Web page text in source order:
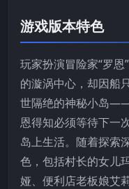
游戏版本特色
玩家扮演冒险家“罗
的漩涡中心，却因船
世隔绝的神秘小岛
恩得知必须等待下一
岛上生活。随着探索
色，包括村长的女儿
娅、便利店老板娘艾